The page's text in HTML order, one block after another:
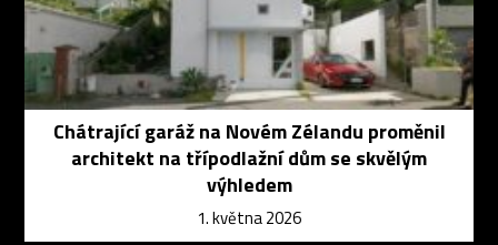
Chátrající garáž na Novém Zélandu proměnil
architekt na třípodlažní dům se skvělým
výhledem
1. května 2026